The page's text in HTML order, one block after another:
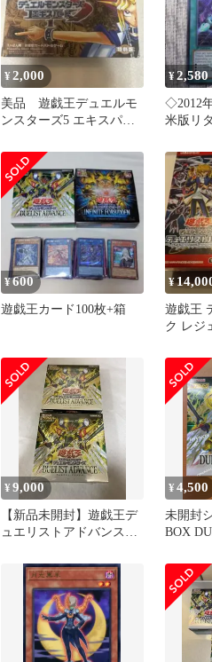
¥2,000
美品 遊戯王デュエルモ
ンスターズ5 エキスパー
¥2,580
◇2012
米版リ
スゾー
¥600
遊戯王カード100枚+箱
¥
遊戯王
ク レジ
¥9,000
【新品未開封】遊戯王デ
ュエリストアドバンス
¥4,500
未開封
BOX
ト・ア